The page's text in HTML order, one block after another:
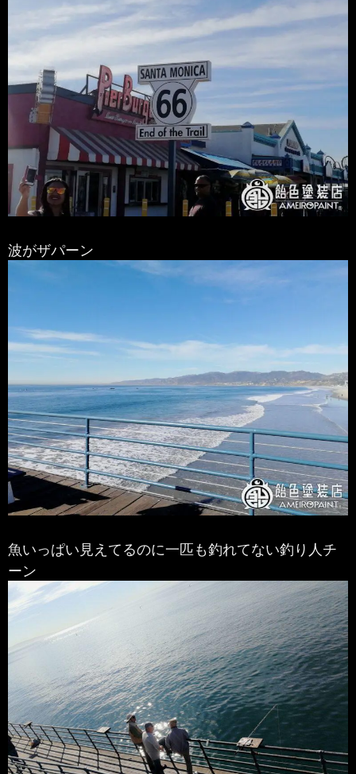
波がザパーン
魚いっぱい見えてるのに一匹も釣れてない釣り人チ
ーン